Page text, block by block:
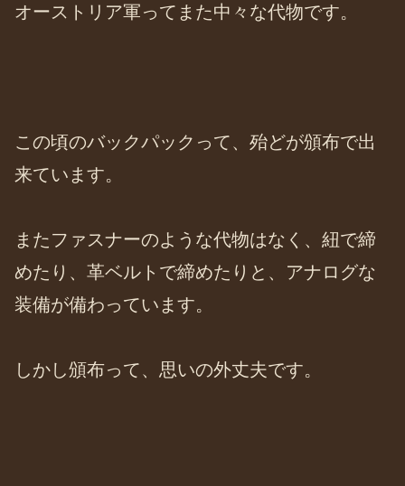
オーストリア軍ってまた中々な代物です。
この頃のバックパックって、殆どが頒布で出
来ています。
またファスナーのような代物はなく、紐で締
めたり、革ベルトで締めたりと、アナログな
装備が備わっています。
しかし頒布って、思いの外丈夫です。